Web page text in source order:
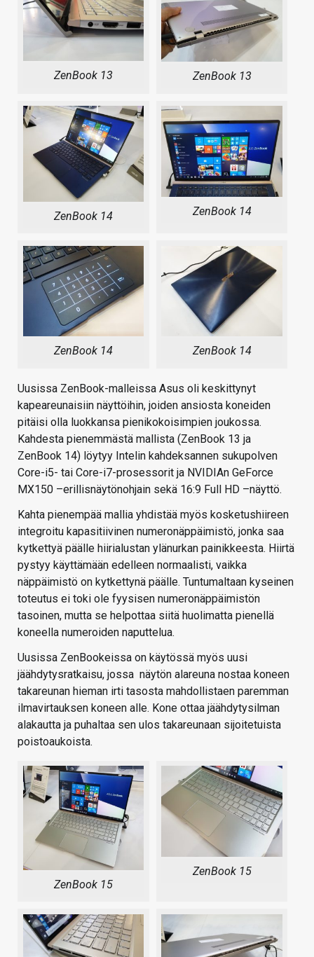
ZenBook 13 ZenBook 13
ZenBook 14 ZenBook 14
ZenBook 14 ZenBook 14
Uusissa ZenBook-malleissa Asus oli keskittynyt
kapeareunaisiin näyttöihin, joiden ansiosta koneiden
pitäisi olla luokkansa pienikokoisimpien joukossa.
Kahdesta pienemmästä mallista (ZenBook 13 ja
ZenBook 14) löytyy Intelin kahdeksannen sukupolven
Core-i5- tai Core-i7-prosessorit ja NVIDIAn GeForce
MX150 –erillisnäytönohjain sekä 16:9 Full HD –näyttö.
Kahta pienempää mallia yhdistää myös kosketushiireen
integroitu kapasitiivinen numeronäppäimistö, jonka saa
kytkettyä päälle hiirialustan ylänurkan painikkeesta. Hiirtä
pystyy käyttämään edelleen normaalisti, vaikka
näppäimistö on kytkettynä päälle. Tuntumaltaan kyseinen
toteutus ei toki ole fyysisen numeronäppäimistön
tasoinen, mutta se helpottaa siitä huolimatta pienellä
koneella numeroiden naputtelua.
Uusissa ZenBookeissa on käytössä myös uusi
jäähdytysratkaisu, jossa näytön alareuna nostaa koneen
takareunan hieman irti tasosta mahdollistaen paremman
ilmavirtauksen koneen alle. Kone ottaa jäähdytysilman
alakautta ja puhaltaa sen ulos takareunaan sijoitetuista
poistoaukoista.
ZenBook 15
ZenBook 15